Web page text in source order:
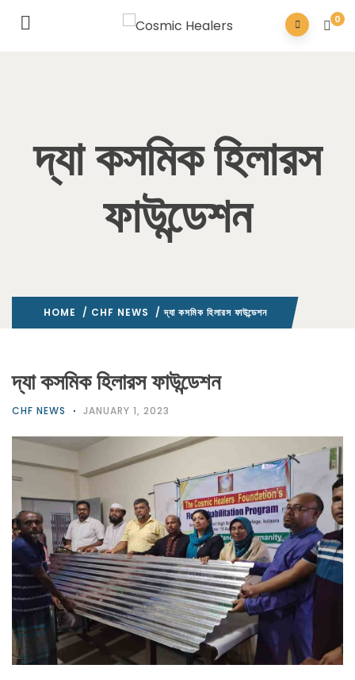
0
দ্যা কসমিক হিলারস
ফাউন্ডেশন
HOME / CHF NEWS / দ্যা কসমিক হিলারস ফাউন্ডেশন
দ্যা কসমিক হিলারস ফাউন্ডেশন
CHF NEWS JANUARY 1, 2023